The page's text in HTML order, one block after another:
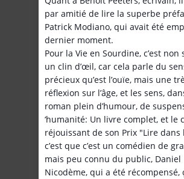
par amitié de lire la superbe
Patrick Modiano, qui avait été
dernier moment.
Pour la Vie en Sourdine, c’est
un clin d’œil, car cela parle du
précieux qu’est l’ouïe, mais une
réflexion sur l’âge, et les sens,
roman plein d’humour, de
‘humanité: Un livre complet, et le
réjouissant de son Prix "Lire dans
c’est que c’est un comédien de
mais peu connu du public, Daniel
Nicodème, qui a été récompensé,